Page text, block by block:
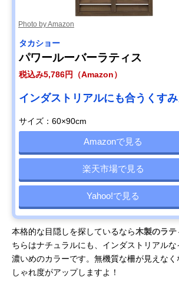
Photo by Amazon
タカショー
パワールーバーラティス
税込み5,786円（Amazon）
インダストリアルにも合うくす
サイズ：60×90cm
Amazonで見る
楽天市場で見る
Yahoo!で見る
本格的な目隠しを探しているなら木製のラテ
ちらはナチュラルにも、インダストリアルな
濃いめのカラーです。無機質な柵が見えな
しゃれ度がアップしますよ！